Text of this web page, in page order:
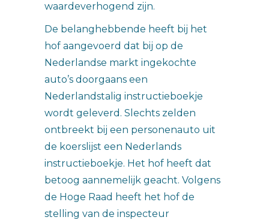
waardeverhogend zijn.
De belanghebbende heeft bij het
hof aangevoerd dat bij op de
Nederlandse markt ingekochte
auto’s doorgaans een
Nederlandstalig instructieboekje
wordt geleverd. Slechts zelden
ontbreekt bij een personenauto uit
de koerslijst een Nederlands
instructieboekje. Het hof heeft dat
betoog aannemelijk geacht. Volgens
de Hoge Raad heeft het hof de
stelling van de inspecteur